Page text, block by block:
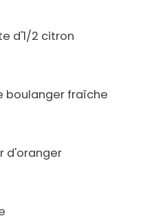
d'1/2 citron
boulanger fraîche
d'oranger